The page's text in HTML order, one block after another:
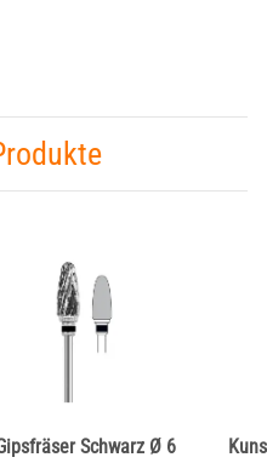
Schwarz Ø 6